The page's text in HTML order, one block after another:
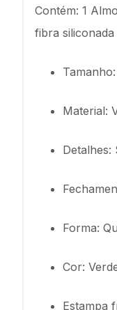
Contém: 1
fibra siliconada
Material:
Detalhes:
Forma:
Cor:
Estampa